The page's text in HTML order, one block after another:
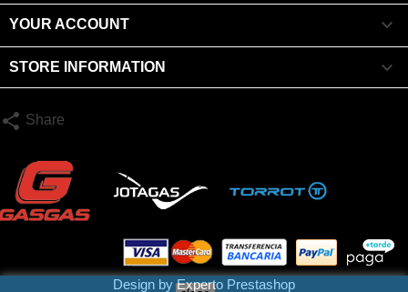
YOUR ACCOUNT 
STORE INFORMATION 
share Share
Design byExperto Prestashop